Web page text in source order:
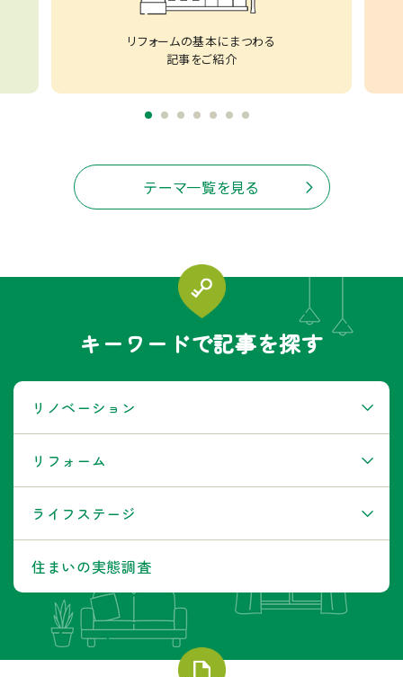
リフォームの基本にまつわる
記事をご紹介
テーマ一覧を見る
キーワードで記事を探す
リノベーション
リフォーム
ライフステージ
住まいの実態調査